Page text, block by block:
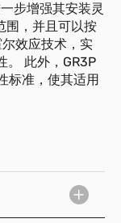
步增强其安装灵
围，并且可以按
效应技术，实
。 此外，GR3P
标准，使其适用